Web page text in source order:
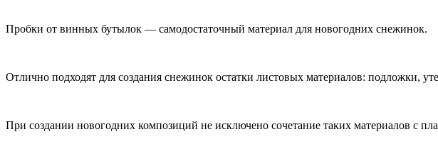
Пробки от винных бутылок — самодостаточный материал для новогодних снежинок.
Отлично подходят для создания снежинок остатки листовых материалов: подложки,
При создании новогодних композиций не исключено сочетание таких материалов с